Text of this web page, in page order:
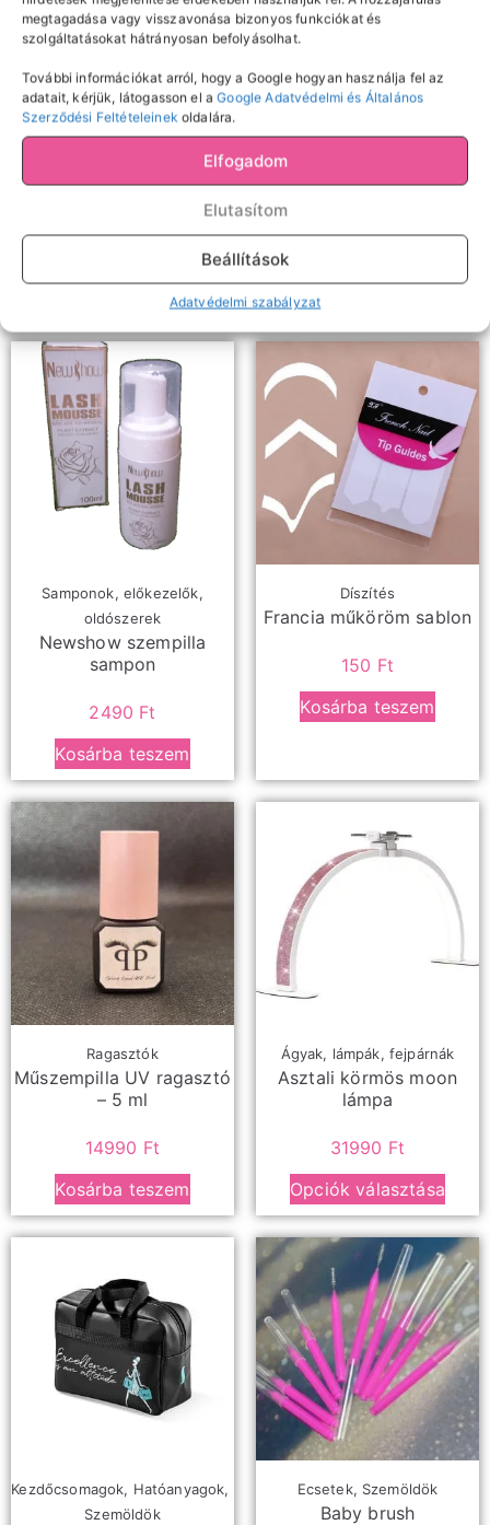
megtagadása vagy visszavonása bizonyos funkciókat és
szolgáltatásokat hátrányosan befolyásolhat.
További információkat arról, hogy a Google hogyan használja fel az
adatait, kérjük, látogasson el aGoogle Adatvédelmi és Általános
Szerződési Feltételeinek oldalára.
Elfogadom
Elutasítom
Beállítások
Adatvédelmi szabályzat
SZEMÖLDÖKCSIPESZ –
Tovább olvasom
LS-02 szempilla csipesz
4990Ft
Samponok, előkezelők,
oldószerek
Newshow szempilla
sampon
2490 Ft
Kosárba teszem
Díszítés
Francia műköröm sablon
150 Ft
Kosárba teszem
Ragasztók
Műszempilla UV ragasztó
– 5 ml
14990 Ft
Kosárba teszem
Ágyak, lámpák, fejpárnák
Asztali körmös moon
lámpa
31990 Ft
Opciók választása
Kezdőcsomagok, Hatóanyagok,
Szemöldök
Ecsetek, Szemöldök
Baby brush